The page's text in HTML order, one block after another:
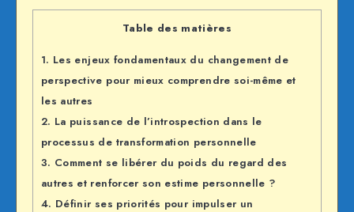
Table des matières
1. Les enjeux fondamentaux du changement de
perspective pour mieux comprendre soi-même et
les autres
2. La puissance de l’introspection dans le
processus de transformation personnelle
3. Comment se libérer du poids du regard des
autres et renforcer son estime personnelle ?
4. Définir ses priorités pour impulser un